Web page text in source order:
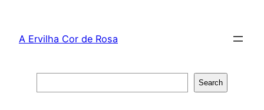
content
A Ervilha Cor de Rosa
Search